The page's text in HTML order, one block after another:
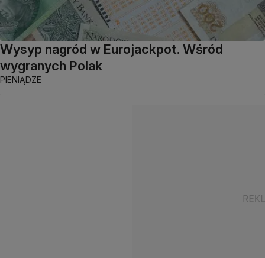
Wysyp nagród w Eurojackpot. Wśród
wygranych Polak
PIENIĄDZE